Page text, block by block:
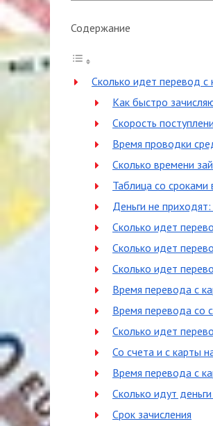
Содержание
Сколько идет перевод с
Как быстро
Скорость
Время проводки
Сколько времени
Таблица со сроками
Деньги не приходят:
Сколько идет
Сколько идет
Сколько идет
Время перевода с
Время перевода со
Сколько идет
Со счета и с карты
Время перевода с
Сколько идут
Срок зачисления